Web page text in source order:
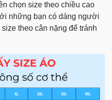
chọn size theo chiều cao
những bạn có dáng người
theo cân nặng để tránh